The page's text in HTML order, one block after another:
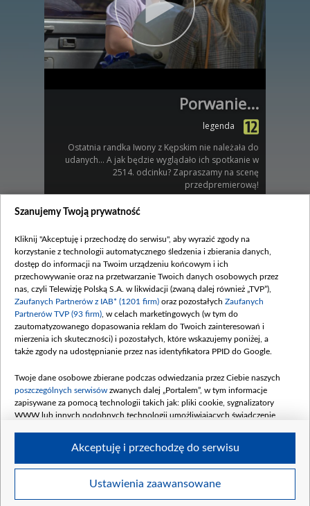
Porwanie...
legenda
Ostatnia randka Iwony z Kępskim nie należała do
udanych... A jak będzie wyglądało ich spotkanie w
2514. odcinku? Zapraszamy na scenę
przedpremierową!
Zobacz również
Elżbieta i Grzelakowie...
Komentarze
regulamin tvp.pl pomoc polityka prywatności
zgody
s redakcja newsletter kontakt
Szanujemy Twoją prywatność
Kliknij "Akceptuję i przechodzę do serwisu", aby wyrazić zgody na
korzystanie z technologii automatycznego śledzenia i zbierania danych,
dostęp do informacji na Twoim urządzeniu końcowym i ich
przechowywanie oraz na przetwarzanie Twoich danych osobowych przez
nas, czyli Telewizję Polską S.A. w likwidacji (zwaną dalej również „TVP”),
Zaufanych Partnerów z IAB* (1201 firm) oraz pozostałych Zaufanych
Partnerów TVP (93 firm) , w celach marketingowych (w tym do
zautomatyzowanego dopasowania reklam do Twoich zainteresowań i
mierzenia ich skuteczności) i pozostałych, które wskazujemy poniżej, a
także zgody na udostępnianie przez nas identyfikatora PPID do Google.
Twoje dane osobowe zbierane podczas odwiedzania przez Ciebie naszych
poszczególnych serwisów zwanych dalej „Portalem”, w tym informacje
zapisywane za pomocą technologii takich jak: pliki cookie, sygnalizatory
WWW lub innych podobnych technologii umożliwiających świadczenie
Twoje dane osobowe zbierane podczas odwiedzania przez Ciebie
Ustawienia zaawansowane
Akceptuję i przechodzę do serwisu